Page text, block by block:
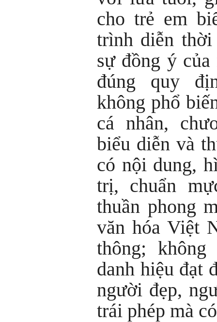
cho trẻ em
trình diễn
sự đồng ý
đúng quy
không phổ
cá nhân,
biểu diễn và
có nội dung,
trị, chuẩn
thuần phong
văn hóa Việt
thông;
danh hiệu đạt
người đẹp,
trái phép mà